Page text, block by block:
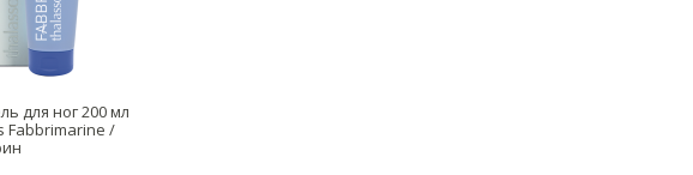
для ног 200 мл
Fabbrimarine /